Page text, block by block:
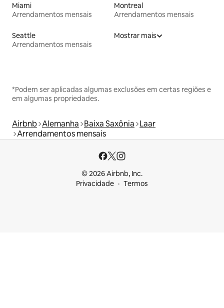
Miami
Arrendamentos mensais
Montreal
Arrendamentos mensais
Seattle
Arrendamentos mensais
Mostrar mais
*Podem ser aplicadas algumas exclusões em certas regiões e
em algumas propriedades.
Airbnb Alemanha Baixa Saxônia Laar
Arrendamentos mensais
© 2026 Airbnb, Inc.
Privacidade
Termos